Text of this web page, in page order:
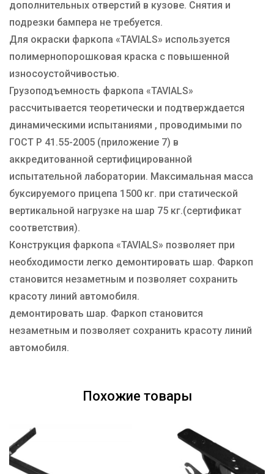
дополнительных отверстий в кузове. Снятия и
подрезки бампера не требуется.
Для окраски фаркопа «TAVIALS» используется
полимернопорошковая краска с повышенной
износоустойчивостью.
Грузоподъемность фаркопа «TAVIALS»
рассчитывается теоретически и подтверждается
динамическими испытаниями , проводимыми по
ГОСТ Р 41.55-2005 (приложение 7) в
аккредитованной сертифицированной
испытательной лаборатории. Максимальная масса
буксируемого прицепа 1500 кг. при статической
вертикальной нагрузке на шар 75 кг.(сертификат
соответствия).
Конструкция фаркопа «TAVIALS» позволяет при
необходимости легко демонтировать шар. Фаркоп
становится незаметным и позволяет сохранить
красоту линий автомобиля.
демонтировать шар. Фаркоп становится
незаметным и позволяет сохранить красоту линий
автомобиля.
Похожие товары